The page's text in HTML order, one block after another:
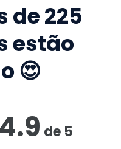
de225
estão
😍
4.9 de 5